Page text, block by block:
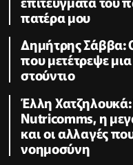
πατέρα μου
Δημήτρης Σάββα:
που μετέτρεψε
στούντιο
Έλλη
Nutricomms, η
και οι αλλαγές
νοημοσύνη